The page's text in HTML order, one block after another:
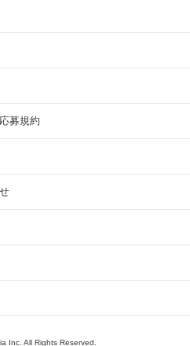
募規約
Inc. All Rights Reserved.